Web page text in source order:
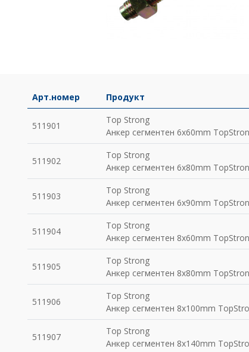
Арт.номер Продукт
511901
Top Strong
Анкер сегментен 6x60mm
511902
Top Strong
Анкер сегментен 6x80mm
511903
Top Strong
Анкер сегментен 6x90mm
511904
Top Strong
Анкер сегментен 8x60mm
511905
Top Strong
Анкер сегментен 8x80mm
511906
Top Strong
Анкер сегментен 8x100mm
511907
Top Strong
Анкер сегментен 8x140mm